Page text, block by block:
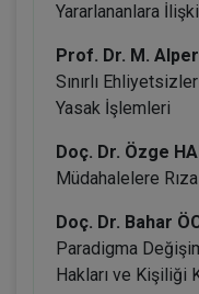
Yararlananlara
Prof. Dr. M. Alper
Sınırlı
Yasak İşlemleri
Doç. Dr. Özge
Müdahalelere
Doç. Dr. Bahar
Paradigma
Hakları ve Kişiliği